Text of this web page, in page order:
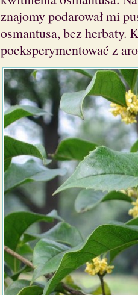
znajomy podarował mi
osmantusa, bez herbaty.
poeksperymentować z